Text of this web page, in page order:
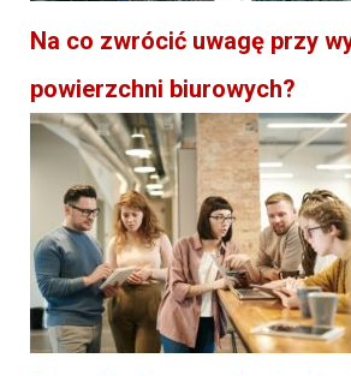
Na co zwrócić uwagę przy
powierzchni biurowych?